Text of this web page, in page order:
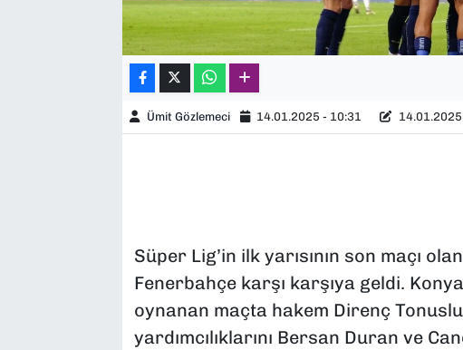
Ümit Gözlemeci 14.01.2025 - 10:31
Süper Lig’in ilk yarısının son maçı
Fenerbahçe karşı karşıya geldi.
oynanan maçta hakem Direnç
yardımcılıklarını Bersan Duran ve